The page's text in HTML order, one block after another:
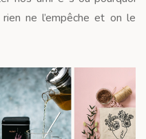
ne l’empêche et on le